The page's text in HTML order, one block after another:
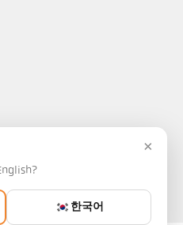
이 있으신가요? 저희 팀이 기꺼이
×
한국어